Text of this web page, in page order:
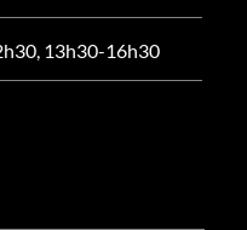
13h30-16h30